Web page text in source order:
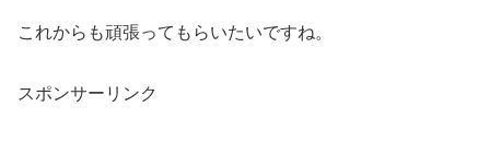
これからも頑張ってもらいたいですね。
スポンサーリンク